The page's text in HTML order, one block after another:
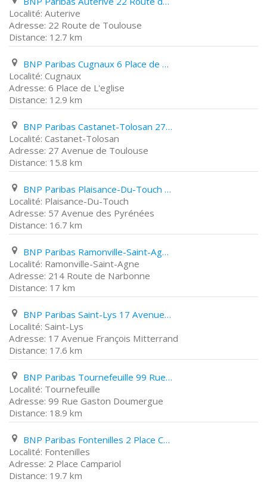
Auterive
22 Route de Toulouse
12.7 km
BNP Paribas Cugnaux 6 Place de L'eglise
Cugnaux
6 Place de L'eglise
12.9 km
BNP Paribas Castanet-Tolosan 27 Avenue de Toulouse
Castanet-Tolosan
27 Avenue de Toulouse
15.8 km
BNP Paribas Plaisance-Du-Touch 57 Avenue des Pyrénées
Plaisance-Du-Touch
57 Avenue des Pyrénées
16.7 km
BNP Paribas Ramonville-Saint-Agne 214 Route de Narbonne
Ramonville-Saint-Agne
214 Route de Narbonne
17 km
BNP Paribas Saint-Lys 17 Avenue François Mitterrand
Saint-Lys
17 Avenue François Mitterrand
17.6 km
BNP Paribas Tournefeuille 99 Rue Gaston Doumergue
Tournefeuille
99 Rue Gaston Doumergue
18.9 km
BNP Paribas Fontenilles 2 Place Campariol
Fontenilles
2 Place Campariol
19.7 km